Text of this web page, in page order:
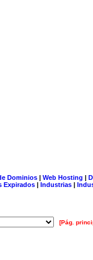
Dominios| Web Hosting |
Expirados | Industrias |
[Pág.